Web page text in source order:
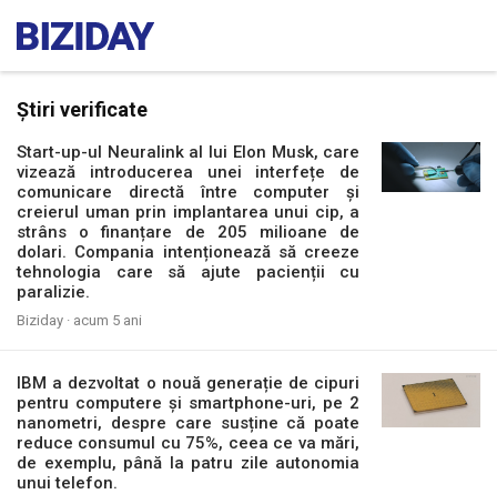
Știri verificate
Start-up-ul Neuralink al lui Elon Musk, care
vizează introducerea unei interfețe de
comunicare directă între computer și
creierul uman prin implantarea unui cip, a
strâns o finanțare de 205 milioane de
dolari. Compania intenționează să creeze
tehnologia care să ajute pacienții cu
paralizie.
Biziday · acum 5 ani
IBM a dezvoltat o nouă generație de cipuri
pentru computere și smartphone-uri, pe 2
nanometri, despre care susține că poate
reduce consumul cu 75%, ceea ce va mări,
de exemplu, până la patru zile autonomia
unui telefon.